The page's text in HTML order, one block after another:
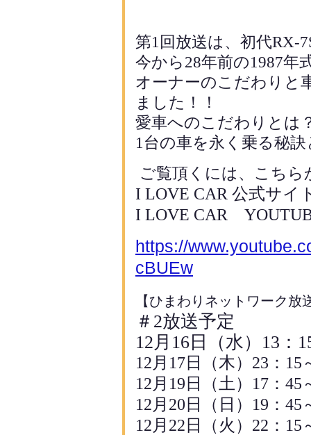
第1 回放送は、初代RX-
今から 28年前の1987年
オーナーのこだわりと
ました！！
愛車へのこだわりとは
1台の車を永く乗る秘訣
ご覧頂くには、こちら
I LOVE CAR 公式サ
I LOVE CAR
https://
cBUEw
【ひまわりネットワーク放
＃ 2放送予定
12月 16日（水） 13 ：
12 月 17日（木） 23 ： 15
12 月 19 日（土） 17 ： 45
12 月 20 日（日） 19 ： 45
12 月 22 日（火） 22 ： 15